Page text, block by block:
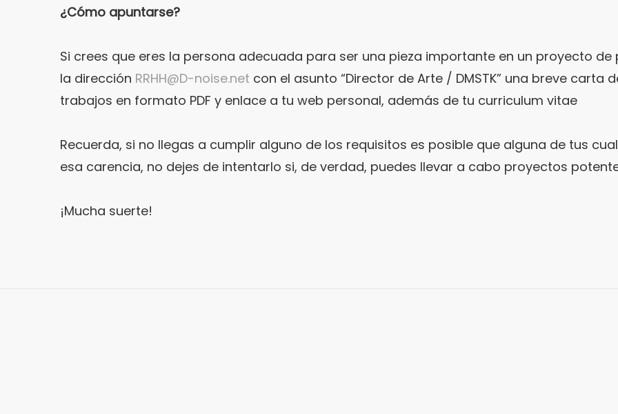
¿Cómo apuntarse?
Si crees que eres la persona adecuada para ser una pieza importante en un proyecto
la dirección RRHH@D-noise.net con el asunto “Director de Arte / DMSTK” una breve
trabajos en formato PDF y enlace a tu web personal, además de tu curriculum vitae
Recuerda, si no llegas a cumplir alguno de los requisitos es posible que alguna de tus
esa carencia, no dejes de intentarlo si, de verdad, puedes llevar a cabo proyectos
¡Mucha suerte!